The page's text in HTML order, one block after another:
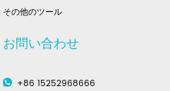
その他のツール
お問い合わせ
+86 15252968666